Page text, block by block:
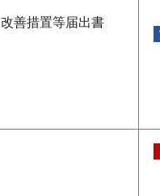
改善措置等届出書